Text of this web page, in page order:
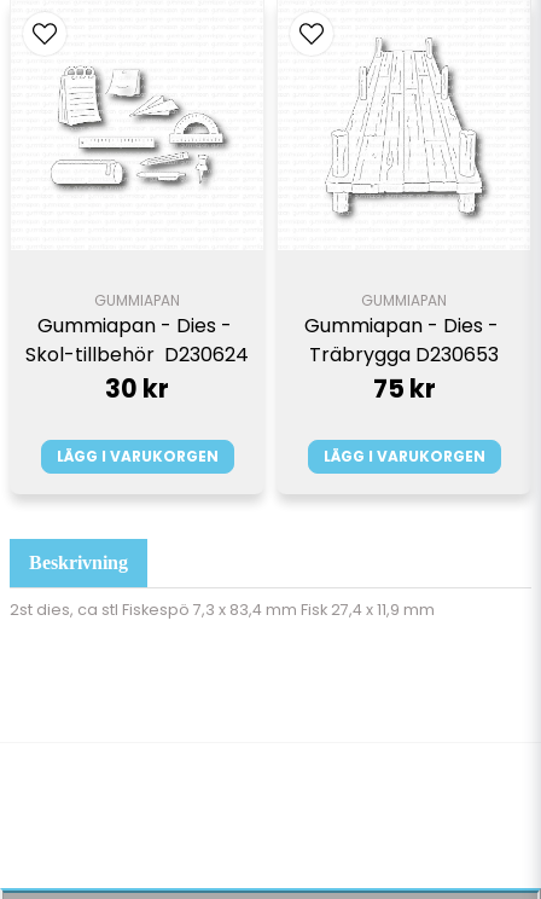
Beskrivning
2st dies, ca stl Fiskespö 7,3 x 83,4 mm Fisk 27,4 x 11,9 mm
GUMMIAPAN
Gummiapan - Dies -
Skol-tillbehör  D230624
30 kr
LÄGG I VARUKORGEN
GUMMIAPAN
Gummiapan - Dies -
Träbrygga D230653
75 kr
LÄGG I VARUKORGEN